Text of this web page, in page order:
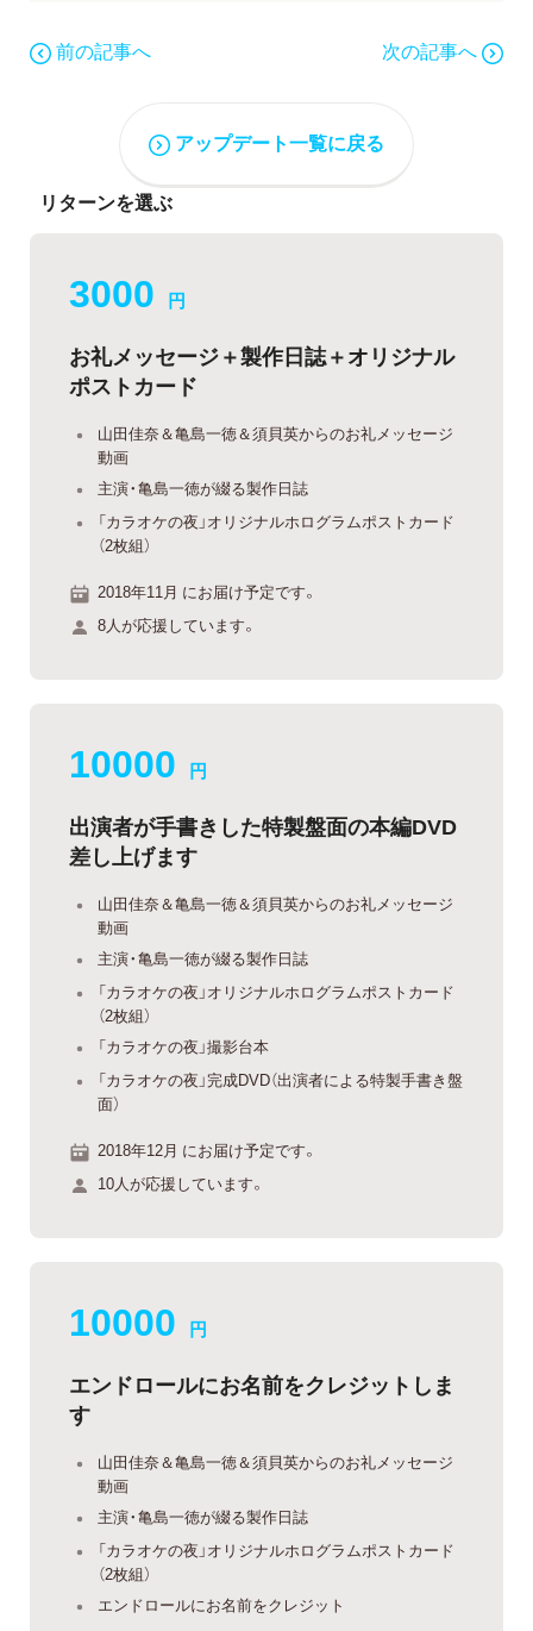
前の記事へ 次の記事へ
アップデート一覧に戻る
リターンを選ぶ
3000 円
お礼メッセージ＋製作日誌＋オリジナル
ポストカード
山田佳奈＆亀島一徳＆須貝英からのお礼メッセージ
動画
主演・亀島一徳が綴る製作日誌
「カラオケの夜」オリジナルホログラムポストカード
（2枚組）
2018年11月 にお届け予定です。
8人が応援しています。
10000 円
出演者が手書きした特製盤面の本編DVD
差し上げます
山田佳奈＆亀島一徳＆須貝英からのお礼メッセージ
動画
主演・亀島一徳が綴る製作日誌
「カラオケの夜」オリジナルホログラムポストカード
（2枚組）
「カラオケの夜」撮影台本
「カラオケの夜」完成DVD（出演者による特製手書き盤
面）
2018年12月 にお届け予定です。
10人が応援しています。
10000 円
エンドロールにお名前をクレジットしま
す
山田佳奈＆亀島一徳＆須貝英からのお礼メッセージ
動画
主演・亀島一徳が綴る製作日誌
「カラオケの夜」オリジナルホログラムポストカード
（2枚組）
エンドロールにお名前をクレジット